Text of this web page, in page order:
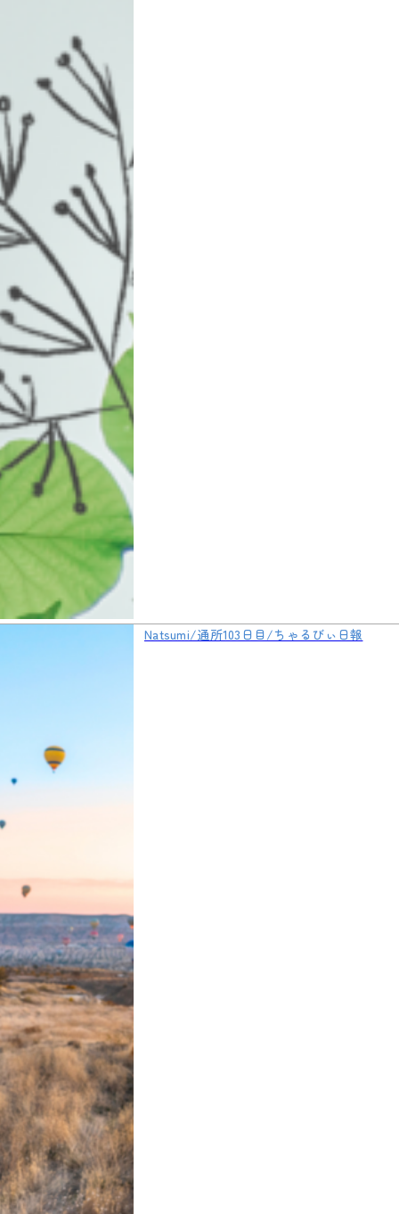
Natsumi/通所103日目/ちゃるびぃ日報